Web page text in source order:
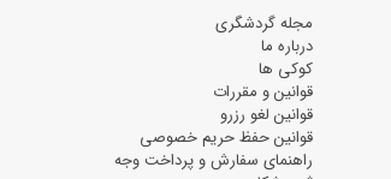
مجله گردشگری
درباره ما
کوکی ها
قوانین و مقررات
قوانین لغو رزرو
قوانین حفظ حریم خصوصی
راهنمای سفارش و پرداخت وجه